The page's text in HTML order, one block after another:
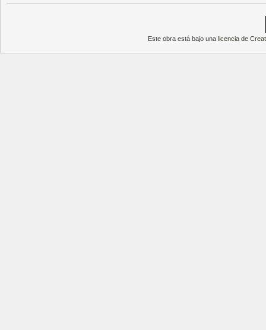
Este obra está bajo unalicencia de